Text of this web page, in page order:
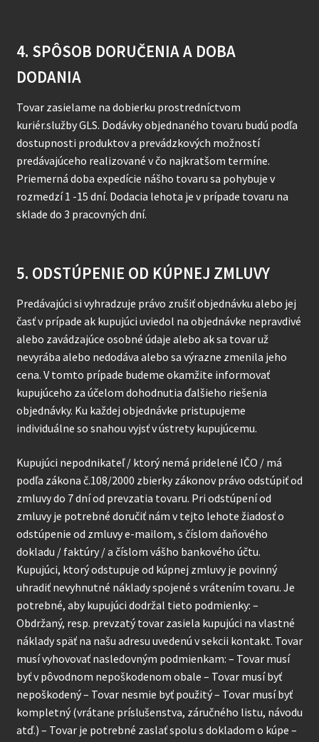
4. SPÔSOB DORUČENIA A DOBA
DODANIA
Tovar zasielame na dobierku prostredníctvom
kuriér.služby GLS. Dodávky objednaného tovaru budú podľa
dostupnosti produktov a prevádzkových možností
predávajúceho realizované v čo najkratšom termíne.
Priemerná doba expedície nášho tovaru sa pohybuje v
rozmedzí 1 -15 dní. Dodacia lehota je v prípade tovaru na
sklade do 3 pracovných dní.
5. ODSTÚPENIE OD KÚPNEJ ZMLUVY
Predávajúci si vyhradzuje právo zrušiť objednávku alebo jej
časť v prípade ak kupujúci uviedol na objednávke nepravdivé
alebo zavádzajúce osobné údaje alebo ak sa tovar už
nevyrába alebo nedodáva alebo sa výrazne zmenila jeho
cena. V tomto prípade budeme okamžite informovať
kupujúceho za účelom dohodnutia ďalšieho riešenia
objednávky. Ku každej objednávke pristupujeme
individuálne so snahou vyjsť v ústrety kupujúcemu.
Kupujúci nepodnikateľ / ktorý nemá pridelené IČO / má
podľa zákona č.108/2000 zbierky zákonov právo odstúpiť od
zmluvy do 7 dní od prevzatia tovaru. Pri odstúpení od
zmluvy je potrebné doručiť nám v tejto lehote žiadosť o
odstúpenie od zmluvy e-mailom, s číslom daňového
dokladu / faktúry / a číslom vášho bankového účtu.
Kupujúci, ktorý odstupuje od kúpnej zmluvy je povinný
uhradiť nevyhnutné náklady spojené s vrátením tovaru. Je
potrebné, aby kupujúci dodržal tieto podmienky: –
Obdržaný, resp. prevzatý tovar zasiela kupujúci na vlastné
náklady späť na našu adresu uvedenú v sekcii kontakt. Tovar
musí vyhovovať nasledovným podmienkam: – Tovar musí
byť v pôvodnom nepoškodenom obale – Tovar musí byť
nepoškodený – Tovar nesmie byť použitý – Tovar musí byť
kompletný (vrátane príslušenstva, záručného listu, návodu
atď.) – Tovar je potrebné zaslať spolu s dokladom o kúpe –